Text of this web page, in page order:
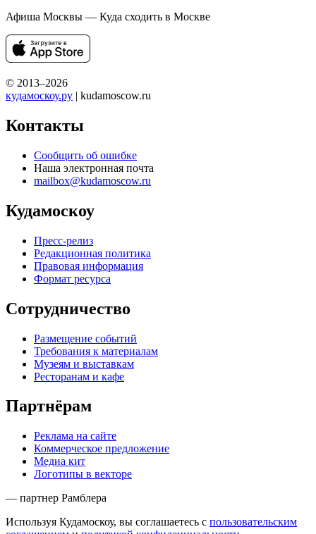
Афиша Москвы — Куда сходить в Москве
© 2013–2026
кудамоскоу.ру | kudamoscow.ru
Контакты
Сообщить об ошибке
Наша электронная почта
mailbox@kudamoscow.ru
Кудамоскоу
Пресс-релиз
Редакционная политика
Правовая информация
Формат ресурса
Сотрудничество
Размещение событий
Требования к материалам
Музеям и выставкам
Ресторанам и кафе
Партнёрам
Реклама на сайте
Коммерческое предложение
Медиа кит
Логотипы в векторе
— партнер Рамблера
Используя Кудамоскоу, вы соглашаетесь с пользовательским